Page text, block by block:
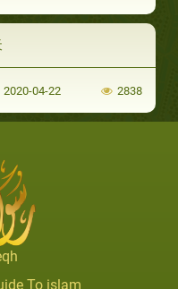
2020-04-22 2838
To islam